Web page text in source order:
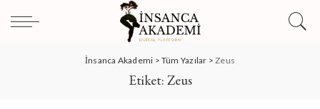
İnsanca Akademi > Tüm Yazılar >Zeus
Etiket: Zeus